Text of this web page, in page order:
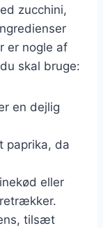
zucchini,
er nogle af
skal bruge:
en dejlig
paprika, da
eller
tilsæt